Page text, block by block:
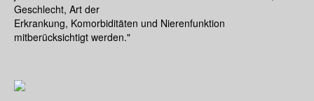
Geschlecht, Art der
Erkrankung, Komorbiditäten und Nierenfunktion
mitberücksichtigt werden."